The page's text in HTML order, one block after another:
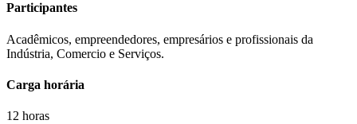
Participantes
Acadêmicos, empreendedores, empresários e profissionais da
Indústria, Comercio e Serviços.
Carga horária
12 horas